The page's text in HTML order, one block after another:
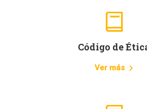
Código de
Ver más